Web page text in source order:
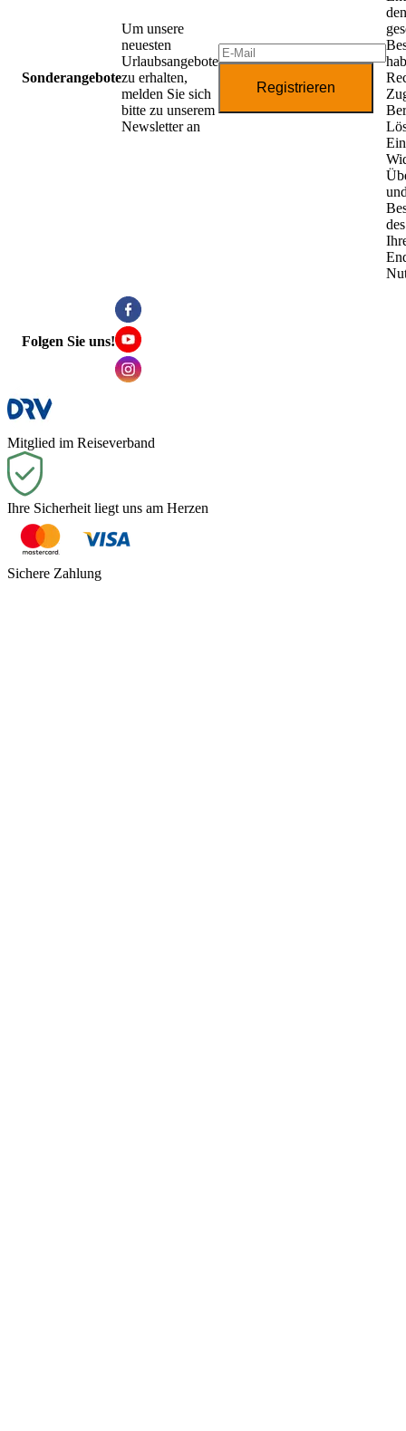
Sonderangebote
Um unsere
neuesten
Urlaubsangebote
zu erhalten,
melden Sie sich
bitte zu unserem
Newsletter an
Registrieren
den
Folgen Sie uns!
Mitglied im Reiseverband
Ihre Sicherheit liegt uns am Herzen
Sichere Zahlung